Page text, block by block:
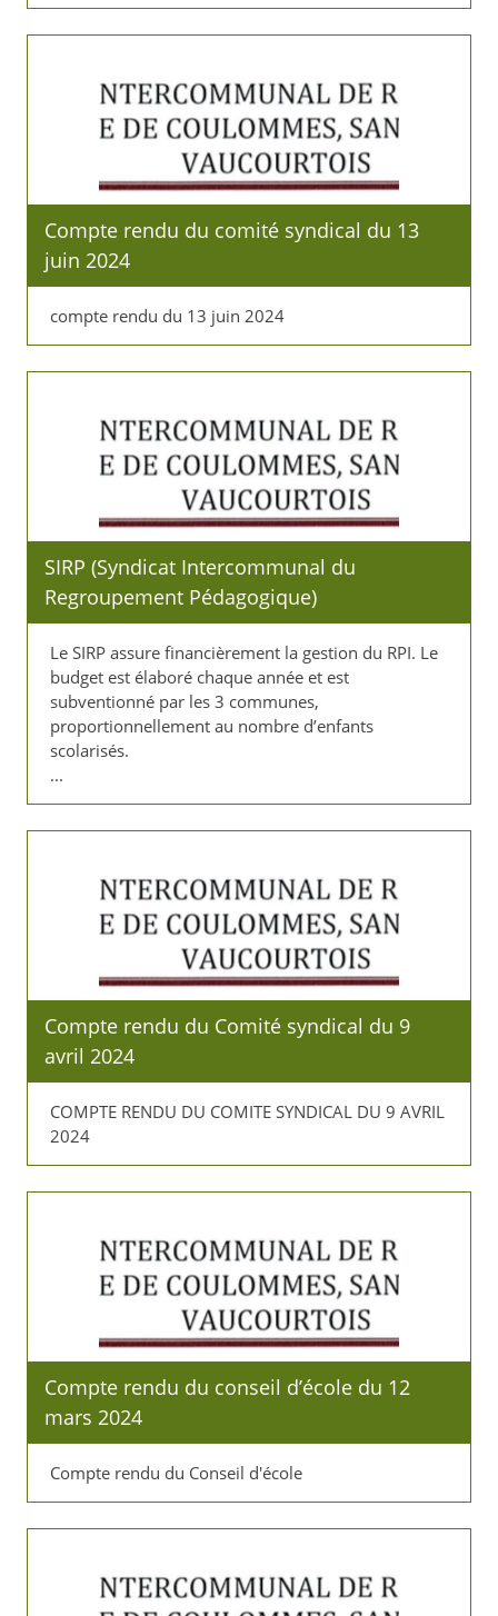
Compte rendu du comité syndical du 13
juin 2024
compte rendu du 13 juin 2024
SIRP (Syndicat Intercommunal du
Regroupement Pédagogique)
Le SIRP assure financièrement la gestion du RPI. Le
budget est élaboré chaque année et est
subventionné par les 3 communes,
proportionnellement au nombre d’enfants
scolarisés.
...
Compte rendu du Comité syndical du 9
avril 2024
COMPTE RENDU DU COMITE SYNDICAL DU 9 AVRIL
2024
Compte rendu du conseil d’école du 12
mars 2024
Compte rendu du Conseil d'école